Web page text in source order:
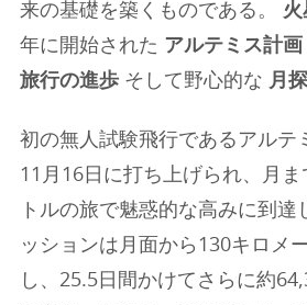
来の基礎を築くものである。
年に開始された アルテミス計画
旅行の進歩 そして野心的な 月
初の無人試験飛行であるアルテ
11月16日に打ち上げられ、月
トルの旅で魅惑的な高みに到達
ッションは月面から130キロメ
し、25.5日間かけてさらに約